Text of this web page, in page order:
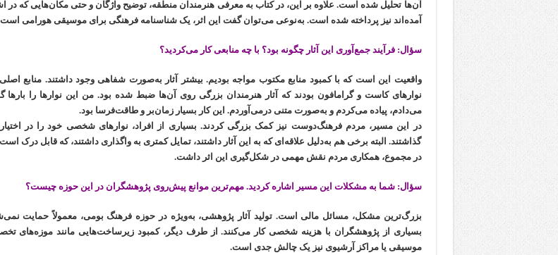
آن‌ها تحلیل شده است. علاوه بر این، در کتاب به معرفی هنرمندان منطقه، توضیح واژگان و حتی مکان‌هایی که در
آمده‌اند نیز پرداخته شده است. به‌نوعی می‌توان گفت این اثر، یک شناسنامه فرهنگی برای موسیقی هورامی
سؤال: فرآیند جمع‌آوری این آثار چگونه بود؟ با چه منابعی کار می‌کردید؟
واقعیت این است که با کمبود منابع مکتوب مواجه بودیم. بیشتر آثار به‌صورت شفاهی وجود داشتند. منابع
نوارهای کاست و گرامافون بودند که آثار هنرمندان بزرگی روی آن‌ها ضبط شده بود. من این نوارها را بارها
می‌دادم، پیاده می‌کردم و به‌صورت متنی درمی‌آوردم. این کار بسیار زمان‌بر و طاقت‌فرسا بود.
در این مسیر، مردم فرهنگ‌دوست نیز کمک بزرگی کردند. بسیاری از افراد، نوارهای شخصی خود را در
گذاشتند. البته برخی هم به‌دلیل علاقه‌ای که به این آثار داشتند، تمایل کمتری به واگذاری داشتند، که قابل درک
در مجموع، همکاری مردم نقش مهمی در شکل‌گیری این اثر داشت.
سؤال: شما به مشکلات این مسیر اشاره کردید. مهم‌ترین موانع پیش‌روی پژوهشگران در این حوزه چیست؟
بزرگ‌ترین مشکل، مسائل مالی است. تولید آثار پژوهشی، به‌ویژه در حوزه فرهنگ بومی، معمولاً حمایت
بسیاری از پژوهشگران با هزینه شخصی کار می‌کنند. از طرف دیگر، کمبود زیرساخت‌هایی مانند موزه‌های
موسیقی یا مراکز آرشیوی نیز یک چالش جدی است.